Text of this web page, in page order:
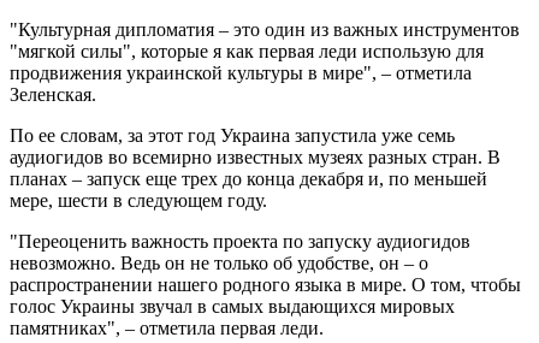
"Культурная дипломатия – это один из важных инструментов
"мягкой силы", которые я как первая леди использую для
продвижения украинской культуры в мире", – отметила
Зеленская.
По ее словам, за этот год Украина запустила уже семь
аудиогидов во всемирно известных музеях разных стран. В
планах – запуск еще трех до конца декабря и, по меньшей
мере, шести в следующем году.
"Переоценить важность проекта по запуску аудиогидов
невозможно. Ведь он не только об удобстве, он – о
распространении нашего родного языка в мире. О том, чтобы
голос Украины звучал в самых выдающихся мировых
памятниках", – отметила первая леди.